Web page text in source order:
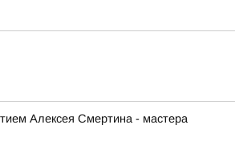
Алексея Смертина - мастера